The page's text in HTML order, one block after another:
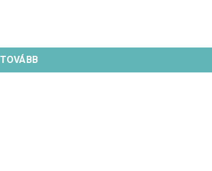
TOVÁBB